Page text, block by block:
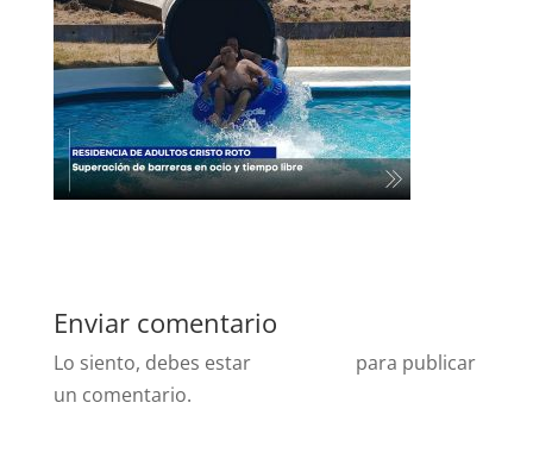
Enviar comentario
Lo siento, debes estar
para publicar
un comentario.